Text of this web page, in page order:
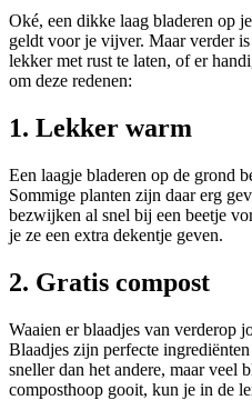
Oké, een dikke laag bladeren op
geldt voor je vijver. Maar verder
lekker met rust te laten, of er
om deze redenen:
1. Lekker warm
Een laagje bladeren op de grond
Sommige planten zijn daar erg
bezwijken al snel bij een beetje
je ze een extra dekentje geven.
2. Gratis compost
Waaien er blaadjes van verderop
Blaadjes zijn perfecte
sneller dan het andere, maar veel
composthoop gooit, kun je in de